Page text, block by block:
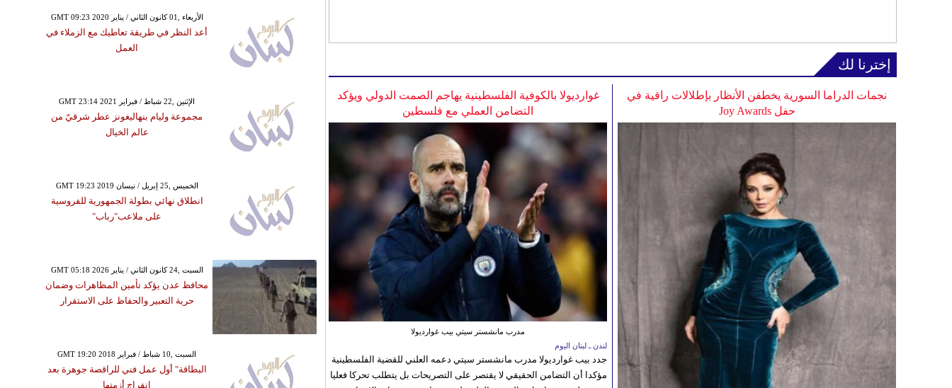
إخترنا لك
غوارديولا بالكوفية الفلسطينية يهاجم الصمت الدولي ويؤكد
التضامن العملي مع فلسطين
مدرب مانشستر سيتي بيب غوارديولا
لندن ـ لبنان اليوم
جدد بيب غوارديولا مدرب مانشستر سيتي دعمه العلني للقضية الفلسطينية
مؤكدا أن التضامن الحقيقي لا يقتصر على التصريحات بل يتطلب تحركا فعليا
نجمات الدراما السورية يخطفن الأنظار بإطلالات راقية في
حفل Joy Awards
GMT 09:23 2020 الأربعاء ,01 كانون الثاني / يناير
أعد النظر في طريقة تعاطيك مع الزملاء في
العمل
GMT 23:14 2021 الإثنين ,22 شباط / فبراير
مجموعة وليام بنهاليغونز عطر شرقيّ من
عالم الخيال
GMT 19:23 2019 الخميس ,25 إبريل / نيسان
انطلاق نهائي بطولة الجمهورية للفروسية
على ملاعب"رباب"
GMT 05:18 2026 السبت ,24 كانون الثاني / يناير
محافظ عدن يؤكد تأمين المظاهرات وضمان
حرية التعبير والحفاظ على الاستقرار
GMT 19:20 2018 السبت ,10 شباط / فبراير
البطاقة" أول عمل فني للراقصة جوهرة بعد
انفراج أزمتها